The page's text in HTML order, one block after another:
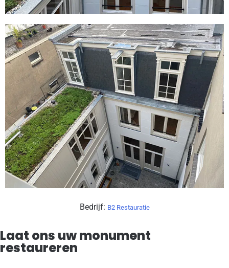
Bedrijf: B2 Restauratie
Laat ons uw monument
restaureren